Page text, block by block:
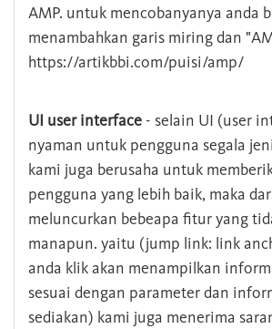
AMP. untuk mencobanyanya anda
menambahkan garis miring dan
https://artikbbi.com/puisi/amp/
UI user interface - selain UI (user
nyaman untuk pengguna segala
kami juga berusaha untuk
pengguna yang lebih baik, maka
meluncurkan bebeapa fitur yang
manapun. yaitu (jump link: link
anda klik akan menampilkan
sesuai dengan parameter dan
sediakan) kami juga menerima